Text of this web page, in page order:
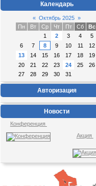
Календарь
« Октябрь 2025 »
Пн
Вт Ср Чт Пт Сб
Вс
1
2 3 4
5
6
7 8 9 10 11
12
13
14 15 16 17 18
19
20
21 22 23 24 25
26
27
28 29 30 31
Авторизация
Новости
Конференция
Акция